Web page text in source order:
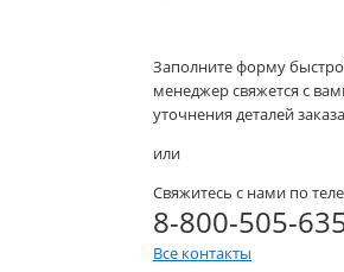
Заполните форму
менеджер свяжется с
уточнения деталей заказа
или
Свяжитесь с нами по
8-800-505-
Все контакты